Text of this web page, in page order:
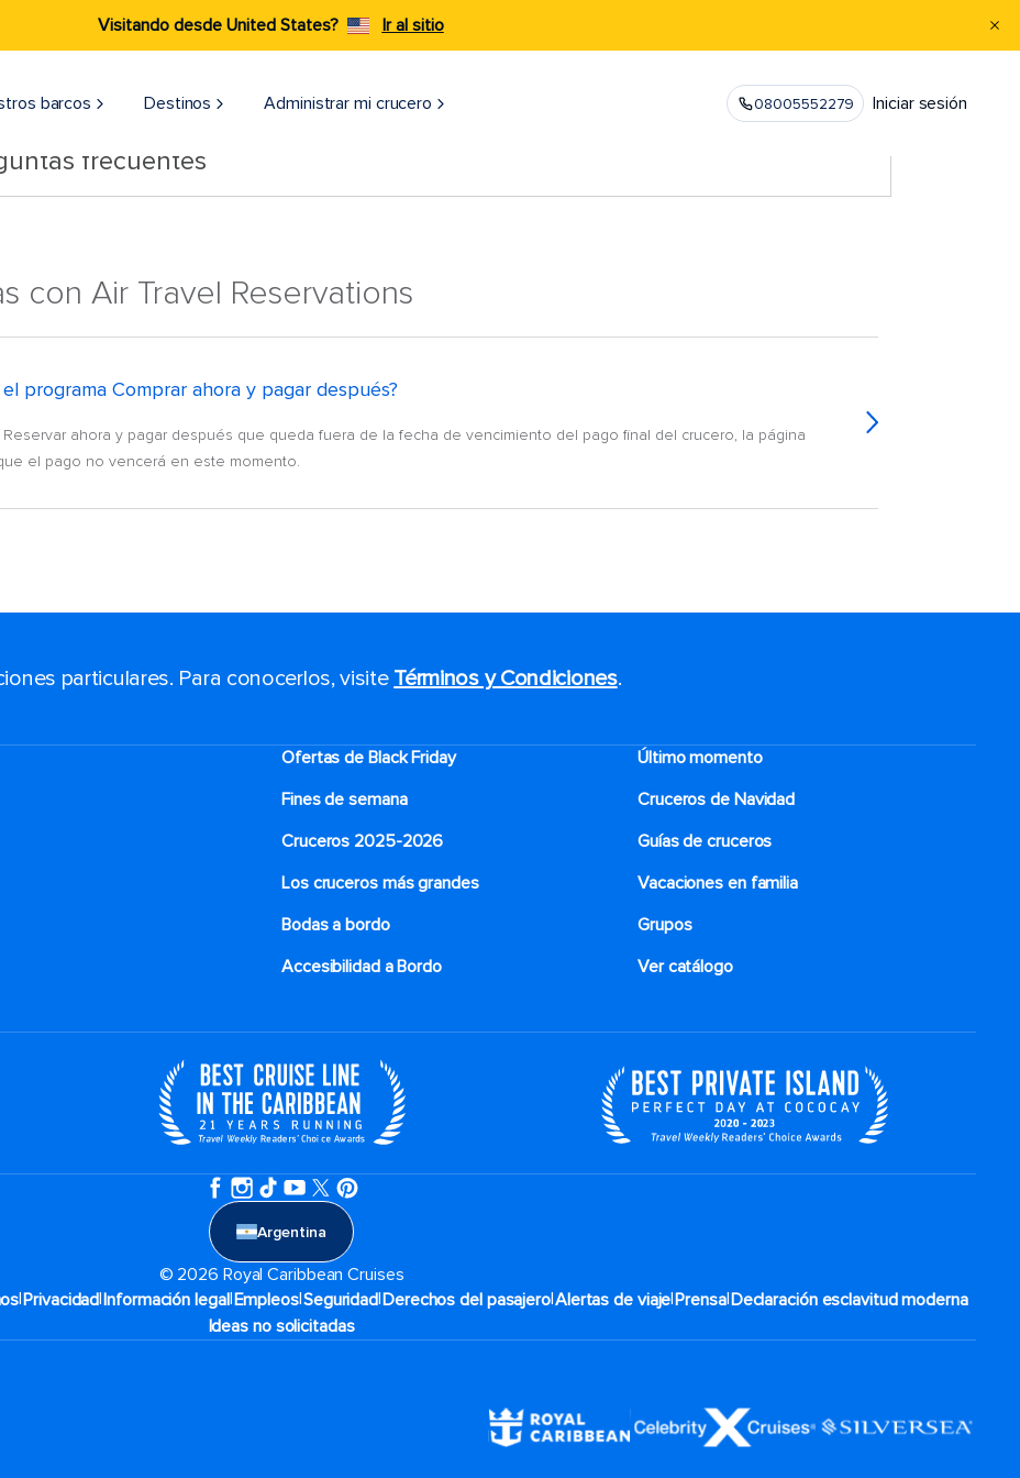
Visitando desde United States? Ir al sitio
barcos Destinos Administrar mi crucero 08005552279 Iniciar sesión
frecuentes
con Air Travel Reservations
programa Comprar ahora y pagar después?
ahora y pagar después que queda fuera de la fecha de vencimiento del pago final del crucero, la página
el pago no vencerá en este momento.
particulares. Para conocerlos, visite Términos y Condiciones.
Ofertas de Black Friday
Último momento
Fines de semana
Cruceros de Navidad
Cruceros 2025-2026
Guías de cruceros
Los cruceros más grandes
Vacaciones en familia
Bodas a bordo
Grupos
Accesibilidad a Bordo
Ver catálogo
Argentina
© 2026 Royal Caribbean Cruises
|Privacidad|Información legal|Empleos|Seguridad|Derechos del pasajero|Alertas de viaje|Prensa|Declaración esclavitud moderna
Ideas no solicitadas